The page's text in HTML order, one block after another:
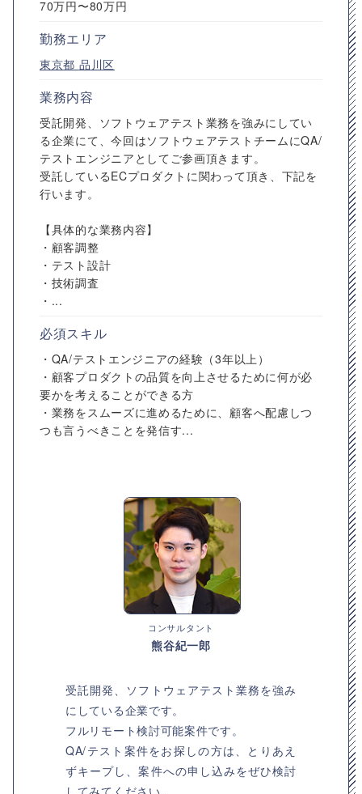
70万円〜80万円
勤務エリア
東京都 品川区
業務内容
受託開発、ソフトウェアテスト業務を強みにしてい
る企業にて、今回はソフトウェアテストチームにQA/
テストエンジニアとしてご参画頂きます。
受託しているECプロダクトに関わって頂き、下記を
行います。
【具体的な業務内容】
・顧客調整
・テスト設計
・技術調査
・...
必須スキル
・QA/テストエンジニアの経験（3年以上）
・顧客プロダクトの品質を向上させるために何が必
要かを考えることができる方
・業務をスムーズに進めるために、顧客へ配慮しつ
つも言うべきことを発信す...
コンサルタント
熊谷紀一郎
受託開発、ソフトウェアテスト業務を強み
にしている企業です。
フルリモート検討可能案件です。
QA/テスト案件をお探しの方は、とりあえ
ずキープし、案件への申し込みをぜひ検討
してみてください。